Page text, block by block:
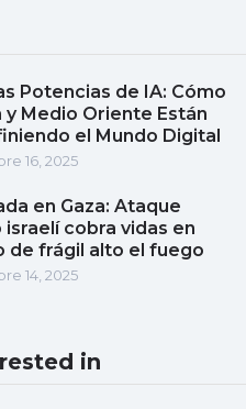
Potencias de IA: Cómo
y Medio Oriente Están
el Mundo Digital
16, 2025
en Gaza: Ataque
israelí cobra vidas en
de frágil alto el fuego
14, 2025
in